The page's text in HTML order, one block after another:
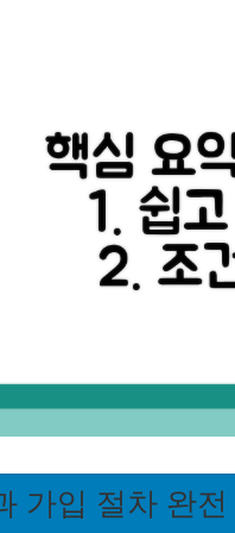
가입 절차 완